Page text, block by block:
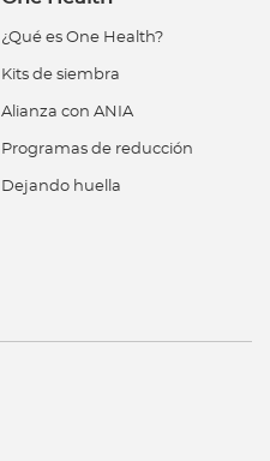
¿Qué es One Health?
Kits de siembra
Alianza con ANIA
Programas de reducción
Dejando huella